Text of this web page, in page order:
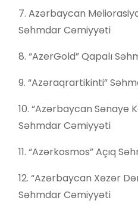
7. Azərbaycan
Səhmdar Cəmiyyəti
8. “AzerGold” Qapalı
9. “Azəraqrartikinti”
10. “Azərbaycan Sənaye
Səhmdar Cəmiyyəti
11. “Azərkosmos” Açıq
12. “Azərbaycan Xəzər
Səhmdar Cəmiyyəti